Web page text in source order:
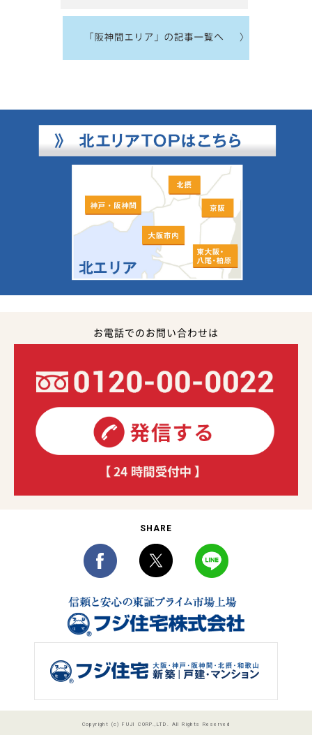
お電話でのお問い合わせは
SHARE
Copyright (c) FUJI CORP.,LTD. All Rights Reserved